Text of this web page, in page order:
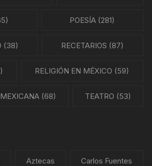
POESÍA (281)
(38) RECETARIOS (87)
RELIGIÓN EN MÉXICO (59)
(68) TEATRO (53)
Aztecas Carlos Fuentes